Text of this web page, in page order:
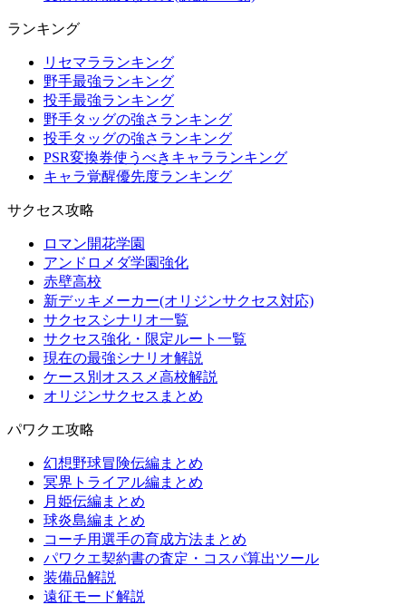
ランキング
リセマラランキング
野手最強ランキング
投手最強ランキング
野手タッグの強さランキング
投手タッグの強さランキング
PSR変換券使うべきキャラランキング
キャラ覚醒優先度ランキング
サクセス攻略
ロマン開花学園
アンドロメダ学園強化
赤壁高校
新デッキメーカー(オリジンサクセス対応)
サクセスシナリオ一覧
サクセス強化・限定ルート一覧
現在の最強シナリオ解説
ケース別オススメ高校解説
オリジンサクセスまとめ
パワクエ攻略
幻想野球冒険伝編まとめ
冥界トライアル編まとめ
月姫伝編まとめ
球炎島編まとめ
コーチ用選手の育成方法まとめ
パワクエ契約書の査定・コスパ算出ツール
装備品解説
遠征モード解説